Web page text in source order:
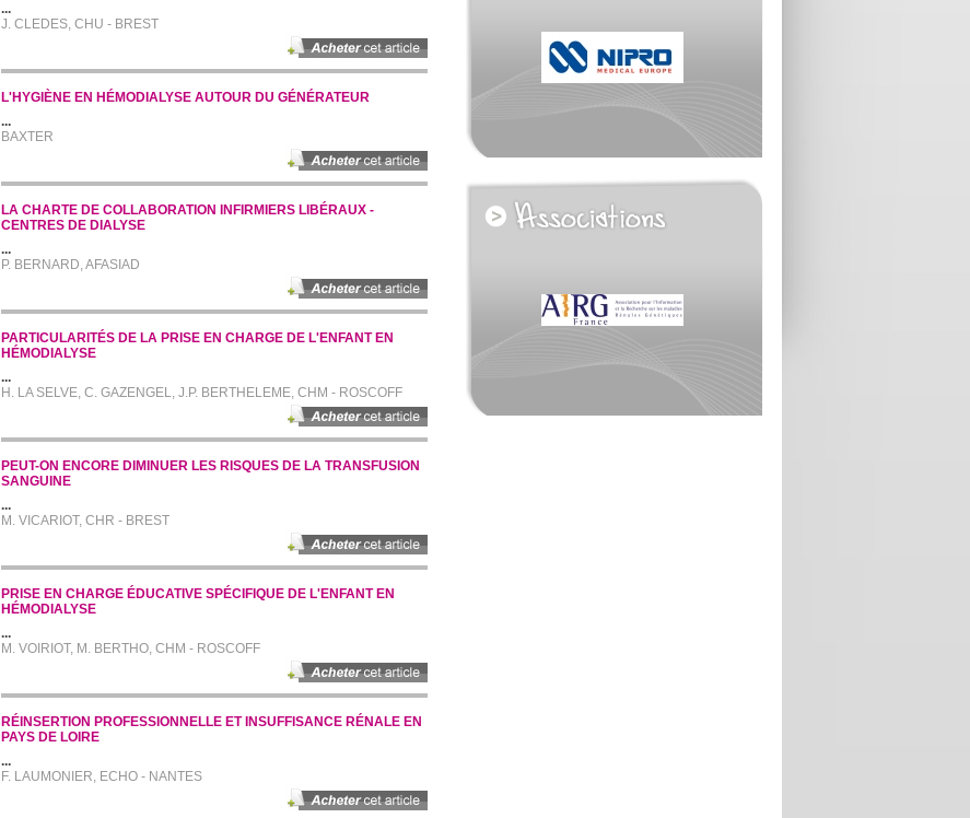
...
J. CLEDES, CHU - BREST
L'HYGIÈNE EN HÉMODIALYSE AUTOUR DU GÉNÉRATEUR
...
BAXTER
LA CHARTE DE COLLABORATION INFIRMIERS LIBÉRAUX -
CENTRES DE DIALYSE
...
P. BERNARD, AFASIAD
PARTICULARITÉS DE LA PRISE EN CHARGE DE L'ENFANT EN
HÉMODIALYSE
...
H. LA SELVE, C. GAZENGEL, J.P. BERTHELEME, CHM - ROSCOFF
PEUT-ON ENCORE DIMINUER LES RISQUES DE LA TRANSFUSION
SANGUINE
...
M. VICARIOT, CHR - BREST
PRISE EN CHARGE ÉDUCATIVE SPÉCIFIQUE DE L'ENFANT EN
HÉMODIALYSE
...
M. VOIRIOT, M. BERTHO, CHM - ROSCOFF
RÉINSERTION PROFESSIONNELLE ET INSUFFISANCE RÉNALE EN
PAYS DE LOIRE
...
F. LAUMONIER, ECHO - NANTES